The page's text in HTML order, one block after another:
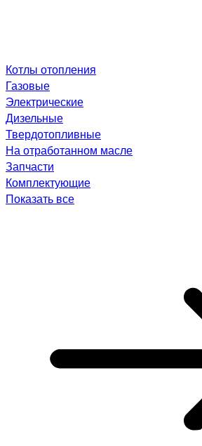
Котлы отопления
Газовые
Электрические
Дизельные
Твердотопливные
На отработанном масле
Запчасти
Комплектующие
Показать все